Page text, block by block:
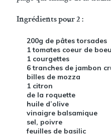
Ingrédients pour 2 :
200g de pâtes torsades
1 tomates coeur de
1 courgettes
6 tranches de jambon
billes de mozza
1 citron
de la roquette
huile d’olive
vinaigre balsamique
sel, poivre
feuilles de basilic